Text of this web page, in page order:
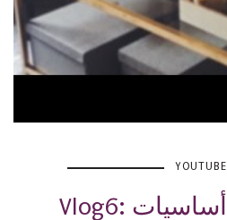
YOUTUBE
Vlog6: بدأت أتعلم أساسيات